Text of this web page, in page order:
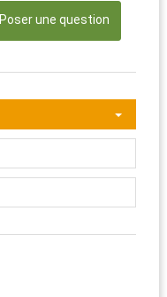
Poser une question